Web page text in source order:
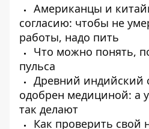
Американцы и
согласию: чтобы не
работы, надо пить
Что можно понять,
пульса
Древний индийский
одобрен медициной: а
так делают
Как проверить